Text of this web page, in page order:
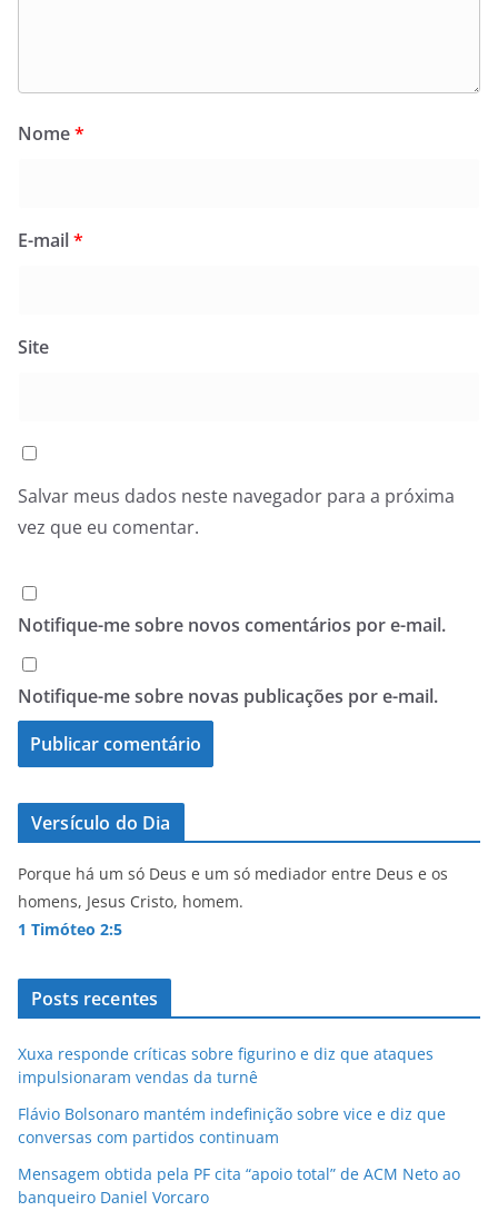
Nome*
E-mail*
Site
Salvar meus dados neste navegador para a próxima
vez que eu comentar.
Notifique-me sobre novos comentários por e-mail.
Notifique-me sobre novas publicações por e-mail.
Versículo do Dia
Porque há um só Deus e um só mediador entre Deus e os
homens, Jesus Cristo, homem.
1 Timóteo 2:5
Posts recentes
Xuxa responde críticas sobre figurino e diz que ataques
impulsionaram vendas da turnê
Flávio Bolsonaro mantém indefinição sobre vice e diz que
conversas com partidos continuam
Mensagem obtida pela PF cita “apoio total” de ACM Neto ao
banqueiro Daniel Vorcaro